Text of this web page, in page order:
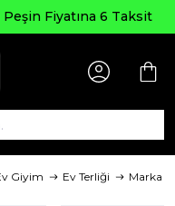
Peşin Fiyatına 6 Taksit
Giyim Ev Terliği Marka